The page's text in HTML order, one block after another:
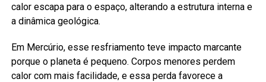
calor escapa para o espaço, alterando a estrutura interna e
a dinâmica geológica.
Em Mercúrio, esse resfriamento teve impacto marcante
porque o planeta é pequeno. Corpos menores perdem
calor com mais facilidade, e essa perda favorece a